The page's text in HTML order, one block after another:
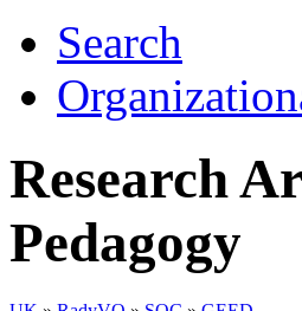
Search
Research
Pedagogy